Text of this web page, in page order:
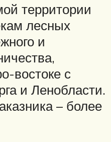
территории
лесных
и
востоке с
и Ленобласти.
– более